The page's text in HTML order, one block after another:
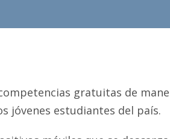
gratuitas de
jóvenes estudiantes del país.